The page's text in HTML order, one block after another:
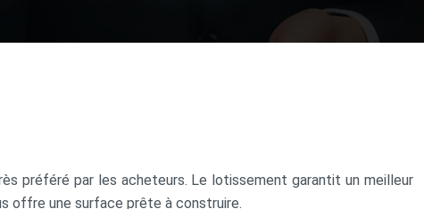
préféré par les acheteurs. Le lotissement garantit un meilleur
offre une surface prête à construire.